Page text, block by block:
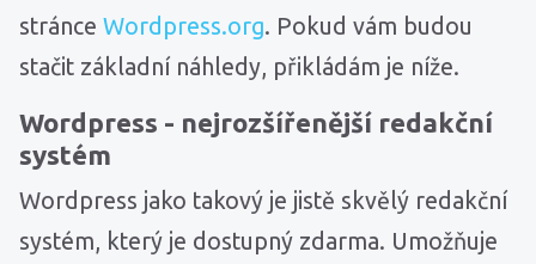
stránce Wordpress.org. Pokud vám budou
stačit základní náhledy, přikládám je níže.
Wordpress - nejrozšířenější redakční
systém
Wordpress jako takový je jistě skvělý redakční
systém, který je dostupný zdarma. Umožňuje